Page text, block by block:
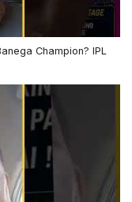
Champion? IPL